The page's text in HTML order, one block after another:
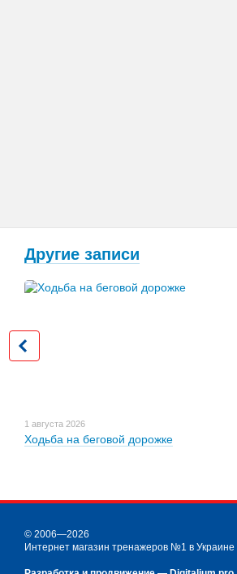
Другие записи
1 августа 2026
Ходьба на беговой дорожке
© 2006—2026
Интернет магазин тренажеров №1 в Украине